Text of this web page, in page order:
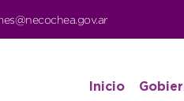
Inicio